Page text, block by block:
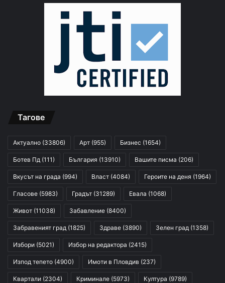
Тагове
Актуално (33806) Арт (955) Бизнес (1654)
Ботев Пд (111) България (13910) Вашите писма (206)
Вкусът на града (994) Власт (4084) Героите на деня (1964)
Гласове (5983) Градът (31289) Евала (1068)
Живот (11038) Забавление (8400)
Забравеният град (1825) Здраве (3890) Зелен град (1358)
Избори (5021) Избор на редактора (2415)
Изпод тепето (4900) Имоти в Пловдив (237)
Квартали (2304) Криминале (5973) Култура (9789)